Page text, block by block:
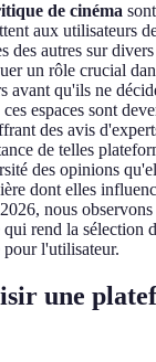
de cinéma
aux utilisateurs
des autres sur
un rôle crucial
avant qu'ils ne
espaces sont
des avis
de telles
des opinions
dont elles
nous
rend la sélection
pour l'utilisateur.
une